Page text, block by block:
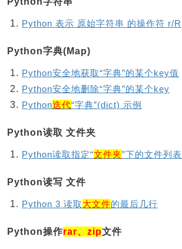
Python 表示 原始字符串 的操作符 r/R
Python字典(Map)
Python安全地获取“字典”的某个key值
Python安全地删除“字典”的某个key
Python迭代“字典”(dict) 示例
Python读取 文件夹
Python读取指定“文件夹”下的文件列表
Python读写 文件
Python 3 读取 大文件的最后几行
Python操作rar、zip文件